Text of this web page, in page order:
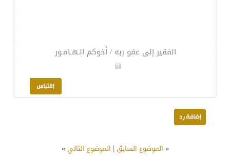
الفقير إلى عفو ربه / أخوكم الـهـامـور
« الموضوع السابق| الموضوع التالي»